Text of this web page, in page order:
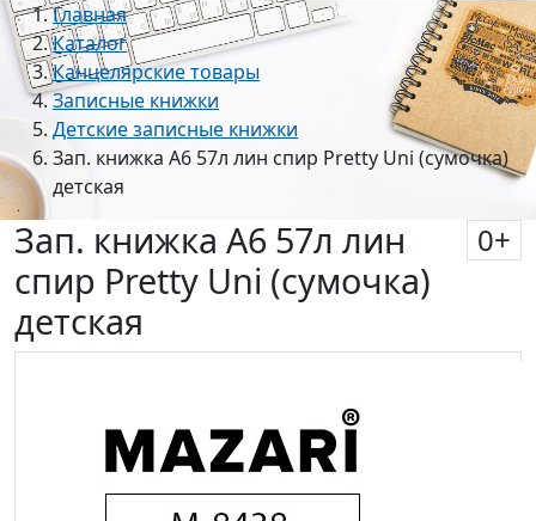
Главная
Каталог
Канцелярские товары
Записные книжки
Детские записные книжки
Зап. книжка А6 57л лин спир Pretty Uni (сумочка)
детская
Зап. книжка А6 57л лин
спир Pretty Uni (сумочка)
детская
0+